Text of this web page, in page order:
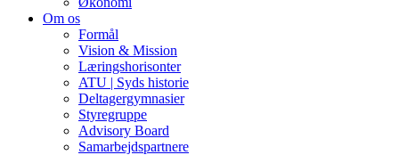
Om os
Formål
Vision & Mission
Læringshorisonter
ATU | Syds historie
Deltagergymnasier
Styregruppe
Advisory Board
Samarbejdspartnere